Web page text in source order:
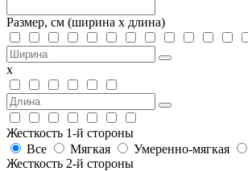
Размер, см (ширина х длина)
х
Жесткость 1-й стороны
Все
Мягкая Умеренно-мягкая
Жесткость 2-й стороны